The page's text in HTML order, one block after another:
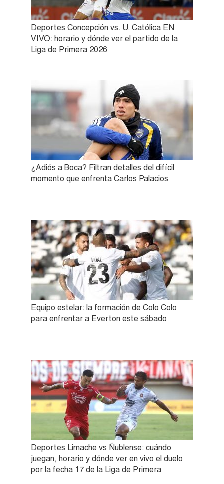
Deportes Concepción vs. U. Católica EN
VIVO: horario y dónde ver el partido de la
Liga de Primera 2026
¿Adiós a Boca? Filtran detalles del difícil
momento que enfrenta Carlos Palacios
Equipo estelar: la formación de Colo Colo
para enfrentar a Everton este sábado
Deportes Limache vs Ñublense: cuándo
juegan, horario y dónde ver en vivo el duelo
por la fecha 17 de la Liga de Primera